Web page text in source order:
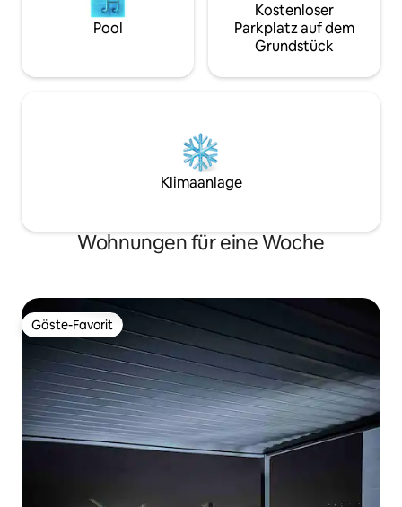
Pool
Kostenloser
Parkplatz auf dem
Grundstück
Klimaanlage
Wohnungen für eine Woche
Gäste-Favorit
Gäste-Favorit